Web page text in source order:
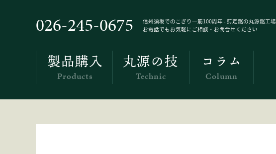
信州須坂でのこぎり一筋100周年 - 剪定鋸の丸源鋸工場
製品購入
Products
丸源の技
Technic
コラム
Column
026-245-0675 お電話でもお気軽にご相談・お問合せください